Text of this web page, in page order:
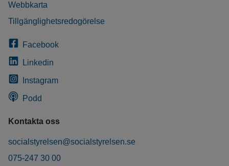
Webbkarta
Tillgänglighetsredogörelse
Facebook
Linkedin
Instagram
Podd
Kontakta oss
socialstyrelsen@socialstyrelsen.se
075-247 30 00